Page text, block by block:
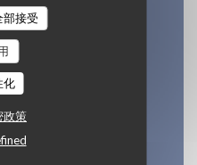
部接受
化
政策
64100 Bayonne
14 94
((在新窗口中打开))
Instagram ((在新窗口中